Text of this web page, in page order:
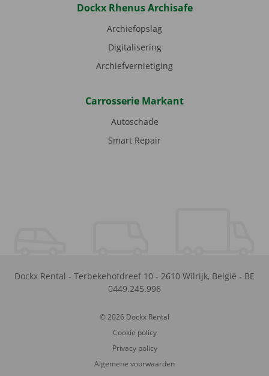
Dockx Rhenus Archisafe
Archiefopslag
Digitalisering
Archiefvernietiging
Carrosserie Markant
Autoschade
Smart Repair
Dockx Rental - Terbekehofdreef 10 - 2610 Wilrijk, België - BE
0449.245.996
© 2026 Dockx Rental
Cookie policy
Privacy policy
Algemene voorwaarden